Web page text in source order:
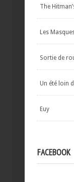
The
Les
Sortie de
Un été loin
Euy
FACEBOOK